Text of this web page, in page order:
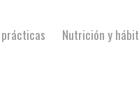
Nutrición y